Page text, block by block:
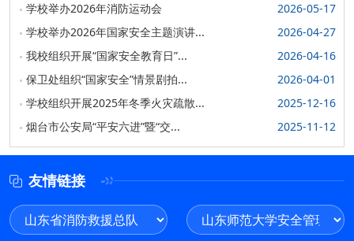
述，切实增强我校师生国家安全意识，在第十个...
2025-04-14
2025年度安全大讲堂开讲
3月8日，保卫处在荣祥楼报告厅举办2025年度“安全大讲
堂”首场安全知识讲座——反电诈专场讲座...
“文明交通 携手共创”122“全国交通安全日”主题宣传
12月1日上午，由中共烟台市委宣传部、共青团烟台市委、
烟台市公安局、烟台市融媒体中心共同举办的“文明...
2024-12-04
学校举办2026年消防运动会
2026-05-17
学校举办2026年国家安全主题演讲...
2026-04-27
我校组织开展“国家安全教育日”...
2026-04-16
保卫处组织“国家安全”情景剧拍...
2026-04-01
学校组织开展2025年冬季火灾疏散...
2025-12-16
烟台市公安局“平安六进”暨“交...
2025-11-12
友情链接